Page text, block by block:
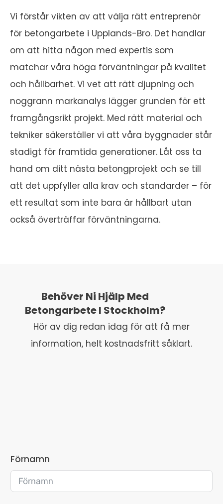
Vi förstår vikten av att välja rätt entreprenör
för betongarbete i Upplands-Bro. Det handlar
om att hitta någon med expertis som
matchar våra höga förväntningar på kvalitet
och hållbarhet. Vi vet att rätt djupning och
noggrann markanalys lägger grunden för ett
framgångsrikt projekt. Med rätt material och
tekniker säkerställer vi att våra byggnader står
stadigt för framtida generationer. Låt oss ta
hand om ditt nästa betongprojekt och se till
att det uppfyller alla krav och standarder – för
ett resultat som inte bara är hållbart utan
också överträffar förväntningarna.
Behöver Ni Hjälp Med
Betongarbete I Stockholm?
Hör av dig redan idag för att få mer
information, helt kostnadsfritt såklart.
Förnamn